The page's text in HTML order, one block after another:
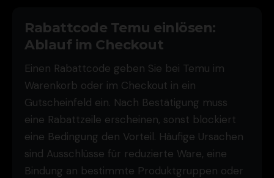
Rabattcode Temu einlösen:
Ablauf im Checkout
Einen Rabattcode geben Sie bei Temu im
Warenkorb oder im Checkout in ein
Gutscheinfeld ein. Nach Bestätigung muss
eine Rabattzeile erscheinen, sonst blockiert
eine Bedingung den Vorteil. Häufige Ursachen
sind Ausschlüsse für reduzierte Ware, eine
Bindung an bestimmte Produktgruppen oder